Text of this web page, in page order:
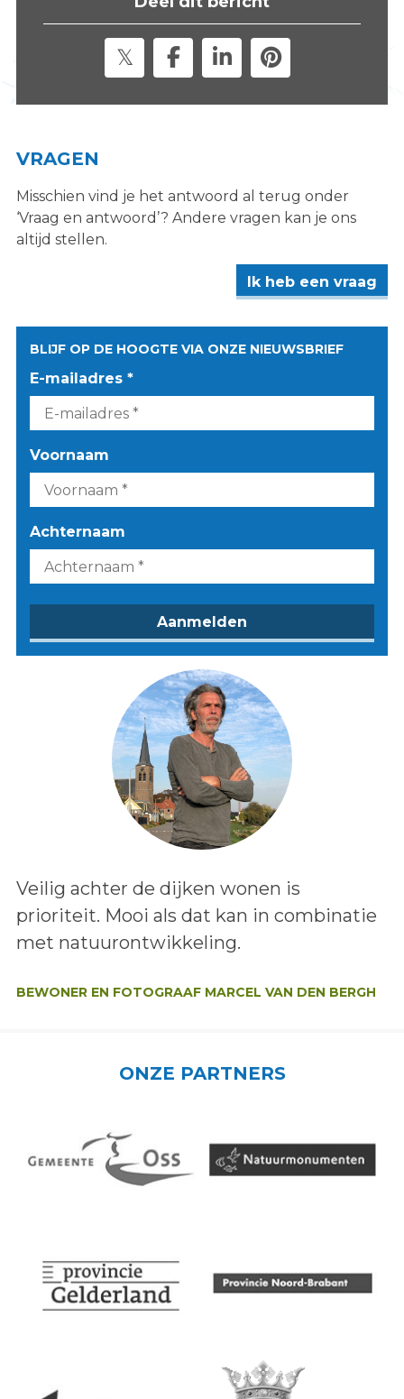
"
VRAGEN
Misschien vind je het antwoord al terug onder
‘Vraag en antwoord’? Andere vragen kan je ons
altijd stellen.
Ik heb een vraag
BLIJF OP DE HOOGTE VIA ONZE NIEUWSBRIEF
E-mailadres *
Voornaam
Achternaam
Lees het bericht:
Veilig achter de dijken wonen is
prioriteit. Mooi als dat kan in combinatie
met natuurontwikkeling.
BEWONER EN FOTOGRAAF MARCEL VAN DEN BERGH
ONZE PARTNERS